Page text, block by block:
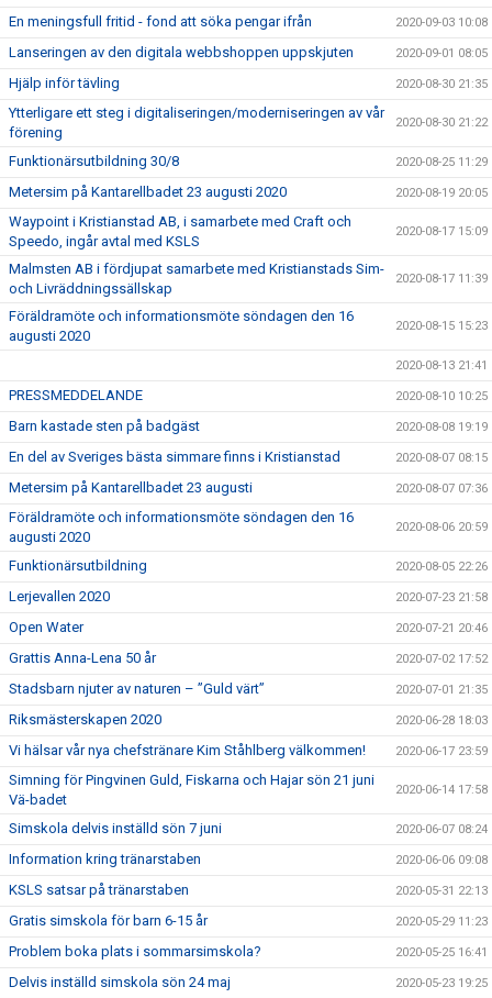
En meningsfull fritid - fond att söka pengar ifrån 2020-09-03 10:08
Lanseringen av den digitala webbshoppen uppskjuten 2020-09-01 08:05
Hjälp inför tävling 2020-08-30 21:35
Ytterligare ett steg i digitaliseringen/moderniseringen av vår
förening
2020-08-30 21:22
Funktionärsutbildning 30/8 2020-08-25 11:29
Metersim på Kantarellbadet 23 augusti 2020 2020-08-19 20:05
Waypoint i Kristianstad AB, i samarbete med Craft och
Speedo, ingår avtal med KSLS
2020-08-17 15:09
Malmsten AB i fördjupat samarbete med Kristianstads Sim-
och Livräddningssällskap
2020-08-17 11:39
Föräldramöte och informationsmöte söndagen den 16
augusti 2020
2020-08-15 15:23
2020-08-13 21:41
PRESSMEDDELANDE 2020-08-10 10:25
Barn kastade sten på badgäst 2020-08-08 19:19
En del av Sveriges bästa simmare finns i Kristianstad 2020-08-07 08:15
Metersim på Kantarellbadet 23 augusti 2020-08-07 07:36
Föräldramöte och informationsmöte söndagen den 16
augusti 2020
2020-08-06 20:59
Funktionärsutbildning 2020-08-05 22:26
Lerjevallen 2020 2020-07-23 21:58
Open Water 2020-07-21 20:46
Grattis Anna-Lena 50 år 2020-07-02 17:52
Stadsbarn njuter av naturen – ”Guld värt” 2020-07-01 21:35
Riksmästerskapen 2020 2020-06-28 18:03
Vi hälsar vår nya chefstränare Kim Ståhlberg välkommen! 2020-06-17 23:59
Simning för Pingvinen Guld, Fiskarna och Hajar sön 21 juni
Vä-badet
2020-06-14 17:58
Simskola delvis inställd sön 7 juni 2020-06-07 08:24
Information kring tränarstaben 2020-06-06 09:08
KSLS satsar på tränarstaben 2020-05-31 22:13
Gratis simskola för barn 6-15 år 2020-05-29 11:23
Problem boka plats i sommarsimskola? 2020-05-25 16:41
Delvis inställd simskola sön 24 maj 2020-05-23 19:25